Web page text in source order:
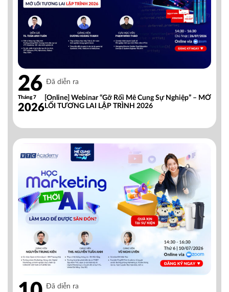
26
Tháng 7
2026
Đã diễn ra
[Online] Webinar “Gỡ Rối Mê Cung Sự Nghiệp” – MỞ
LỐI TƯƠNG LAI LẬP TRÌNH 2026
Đã diễn ra